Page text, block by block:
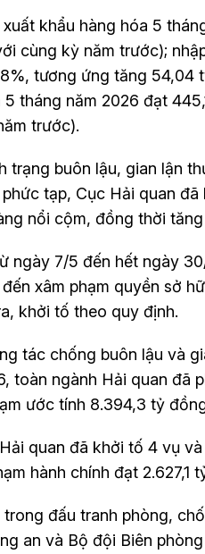
khẩu hàng hóa 5
cùng kỳ năm trước);
tương ứng tăng 54,04
5 tháng năm 2026 đạt
trước).
trạng buôn lậu, gian lận
phức tạp, Cục Hải quan
nổi cộm, đồng thời
ngày 7/5 đến hết ngày
đến xâm phạm quyền sở
khởi tố theo quy định.
tác chống buôn lậu và
toàn ngành Hải quan đã
ước tính 8.394,3 tỷ
quan đã khởi tố 4 vụ
hành chính đạt 2.627,1
trong đấu tranh phòng,
an và Bộ đội Biên